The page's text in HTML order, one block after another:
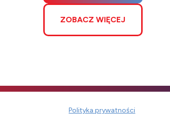
ZOBACZ WIĘCEJ
Polityka prywatności